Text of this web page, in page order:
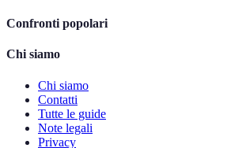
Confronti popolari
Chi siamo
Chi siamo
Contatti
Tutte le guide
Note legali
Privacy